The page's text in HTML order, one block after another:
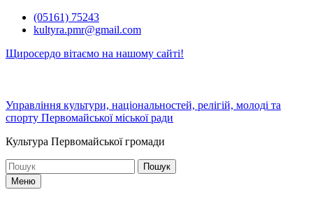
Перейти(05161) 75243
kultyra.pmr@gmail.com
Щиросердо вітаємо на нашому сайті!
Управління культури, національностей, релігій, молоді та
спорту Первомайської міської ради
Культура Первомайcької громади
Шукати:
Меню